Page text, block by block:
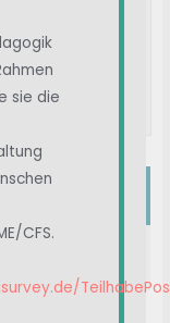
sie die
CFS.